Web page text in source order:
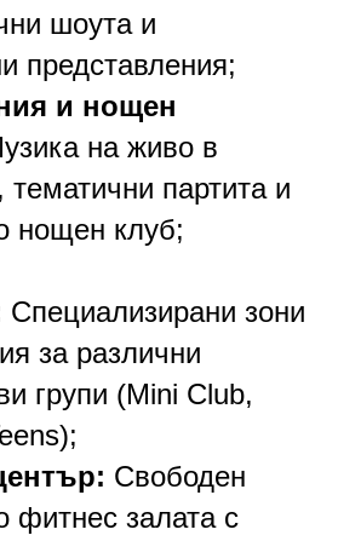
шоута и
представления;
и нощен
на живо в
тематични партита и
нощен клуб;
Специализирани зони
за различни
групи (Mini Club,
Свободен
фитнес залата с